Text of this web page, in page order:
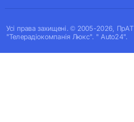
Усi права захищенi. © 2005-2026, ПрАТ
"Телерадіокомпанія Люкс". " Auto24".